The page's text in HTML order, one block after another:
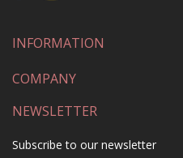
INFORMATION
COMPANY
NEWSLETTER
Subscribe to our newsletter